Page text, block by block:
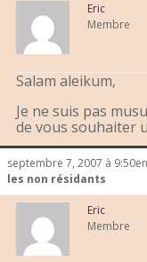
Eric
Membre
Salam aleikum,
Je ne suis pas
de vous souhaiter
septembre 7, 2007 à 9:50
les non résidants
Eric
Membre